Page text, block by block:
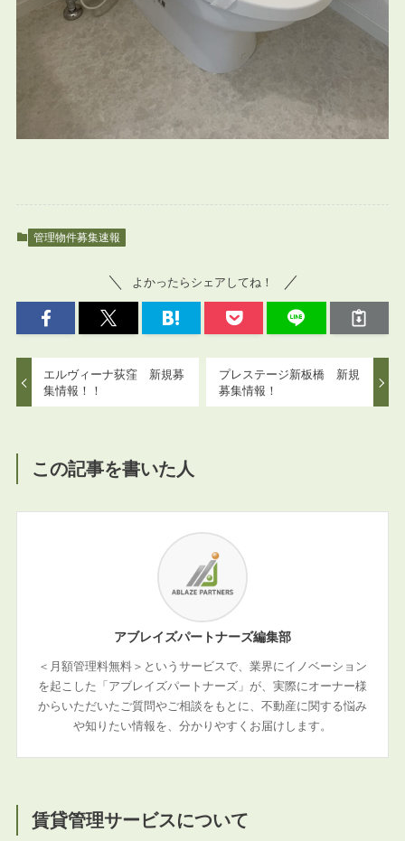
管理物件募集速報
よかったらシェアしてね！
エルヴィーナ荻窪 新規募
集情報！！
プレステージ新板橋 新規
募集情報！
この記事を書いた人
アブレイズパートナーズ編集部
＜月額管理料無料＞というサービスで、業界にイノベーション
を起こした「アブレイズパートナーズ」が、実際にオーナー様
からいただいたご質問やご相談をもとに、不動産に関する悩み
や知りたい情報を、分かりやすくお届けします。
賃貸管理サービスについて